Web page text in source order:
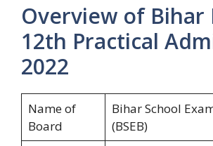
Overview of Bihar
12th Practical
2022
Name of
Board
Bihar School
(BSEB)